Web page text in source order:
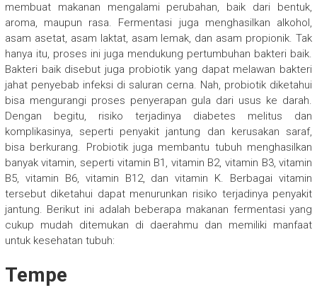
membuat makanan mengalami perubahan, baik dari bentuk,
aroma, maupun rasa. Fermentasi juga menghasilkan alkohol,
asam asetat, asam laktat, asam lemak, dan asam propionik. Tak
hanya itu, proses ini juga mendukung pertumbuhan bakteri baik.
Bakteri baik disebut juga probiotik yang dapat melawan bakteri
jahat penyebab infeksi di saluran cerna. Nah, probiotik diketahui
bisa mengurangi proses penyerapan gula dari usus ke darah.
Dengan begitu, risiko terjadinya diabetes melitus dan
komplikasinya, seperti penyakit jantung dan kerusakan saraf,
bisa berkurang. Probiotik juga membantu tubuh menghasilkan
banyak vitamin, seperti vitamin B1, vitamin B2, vitamin B3, vitamin
B5, vitamin B6, vitamin B12, dan vitamin K. Berbagai vitamin
tersebut diketahui dapat menurunkan risiko terjadinya penyakit
jantung. Berikut ini adalah beberapa makanan fermentasi yang
cukup mudah ditemukan di daerahmu dan memiliki manfaat
untuk kesehatan tubuh:
Tempe